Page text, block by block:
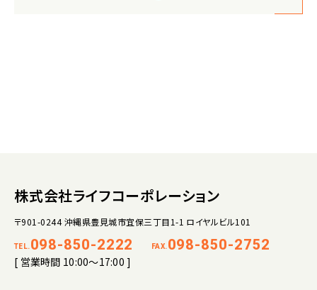
株式会社ライフコーポレーション
〒901-0244 沖縄県豊見城市宜保三丁目1-1 ロイヤルビル101
TEL. 098-850-2222 FAX. 098-850-2752
[ 営業時間 10:00～17:00 ]